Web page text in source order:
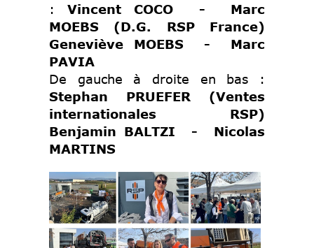
:
Vincent COCO - Marc
MOEBS (D.G. RSP France)
Geneviève MOEBS - Marc
PAVIA
De gauche à droite en bas :
Stephan PRUEFER (Ventes
internationales RSP)
Benjamin BALTZI - Nicolas
MARTINS